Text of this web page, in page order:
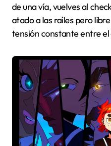
de una vía, vuelves al
atado a las raíles pero
tensión constante entre